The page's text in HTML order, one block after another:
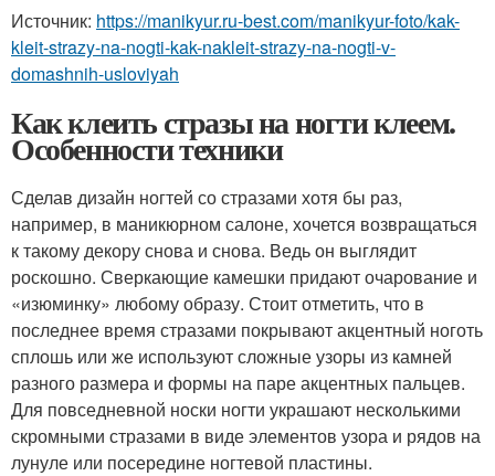
Источник: https://manikyur.ru-best.com/manikyur-foto/kak-
kleit-strazy-na-nogti-kak-nakleit-strazy-na-nogti-v-
domashnih-usloviyah
Как клеить стразы на ногти клеем.
Особенности техники
Сделав дизайн ногтей со стразами хотя бы раз,
например, в маникюрном салоне, хочется возвращаться
к такому декору снова и снова. Ведь он выглядит
роскошно. Сверкающие камешки придают очарование и
«изюминку» любому образу. Стоит отметить, что в
последнее время стразами покрывают акцентный ноготь
сплошь или же используют сложные узоры из камней
разного размера и формы на паре акцентных пальцев.
Для повседневной носки ногти украшают несколькими
скромными стразами в виде элементов узора и рядов на
лунуле или посередине ногтевой пластины.